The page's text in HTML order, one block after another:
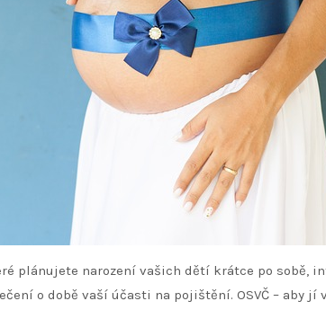
plánujete narození vašich dětí krátce po sobě,
o době vaší účasti na pojištění. OSVČ – aby